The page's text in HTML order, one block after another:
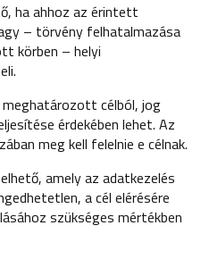
ha ahhoz az érintett
– törvény felhatalmazása
körben – helyi
célból, jog
érdekében lehet. Az
meg kell felelnie e célnak.
amely az adatkezelés
a cél elérésére
szükséges mértékben